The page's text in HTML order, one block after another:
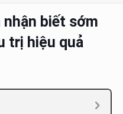
nhận biết sớm
trị hiệu quả